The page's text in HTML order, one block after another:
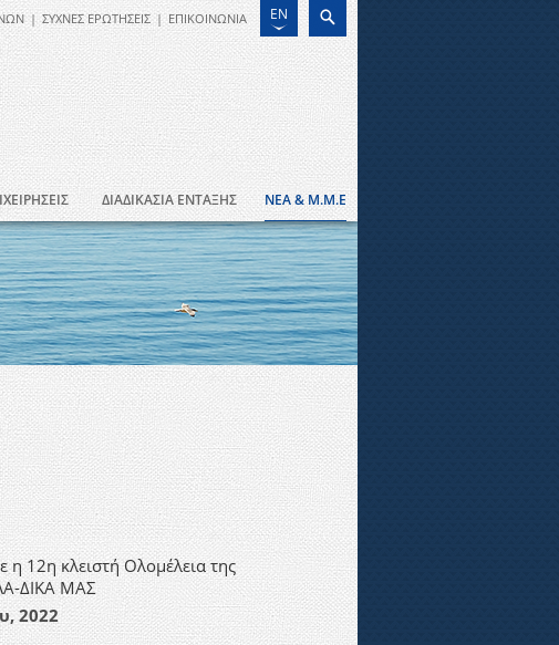
EN
| ΣΥΧΝΕΣ ΕΡΩΤΗΣΕΙΣ | ΕΠΙΚΟΙΝΩΝΙΑ
ΔΙΑΔΙΚΑΣΙΑ ΕΝΤΑΞΗΣ ΝΕΑ & Μ.Μ.Ε
12η κλειστή Ολομέλεια της
ΔΙΚΑ ΜΑΣ
2022